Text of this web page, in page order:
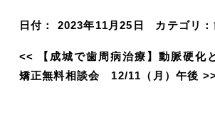
日付： 2023年11月25日 カテゴリ：
<< 【成城で歯周病治療】動脈硬化
矯正無料相談会 12/11（月）午後